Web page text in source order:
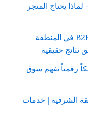
يحتاج المتجر
شركة سيو للشركات الصناعية والـ B2B في المنطقة
حقيقية
يفهم سوق
| خدمات